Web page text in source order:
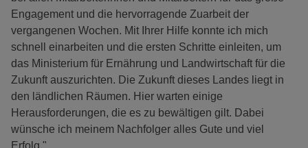
Engagement und die hervorragende Zuarbeit der
vergangenen Wochen. Mit Ihrer Hilfe konnte ich mich
schnell einarbeiten und die ersten Schritte einleiten, um
das Ministerium für Ernährung und Landwirtschaft für die
Zukunft auszurichten. Die Zukunft dieses Landes liegt in
den ländlichen Räumen. Hier warten einige
Herausforderungen, die es zu bewältigen gilt. Dabei
wünsche ich meinem Nachfolger alles Gute und viel
Erfolg."